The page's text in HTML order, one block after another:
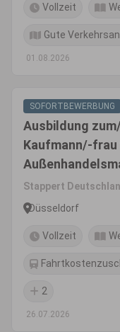
Vollzeit
Gute
01.08.2026
SOFORTBEWERBUNG
Ausbildung
Kaufmann/-frau
(m/w/d)
Großhandel
Stappert
Düsseldorf
Vollzeit
2
26.07.2026